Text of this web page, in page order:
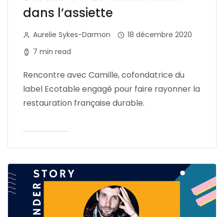
dans l’assiette
Aurelie Sykes-Darmon
18 décembre 2020
7 min read
Rencontre avec Camille, cofondatrice du
label Ecotable engagé pour faire rayonner la
restauration française durable.